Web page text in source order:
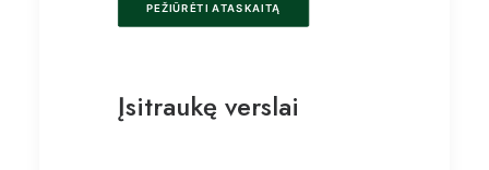
PEŽIŪRĖTI ATASKAITĄ
Įsitraukę verslai